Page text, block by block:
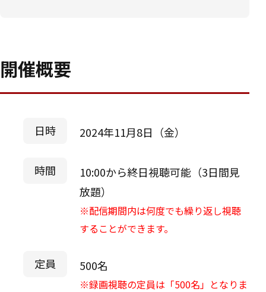
開催概要
日時 2024年11月8日（金）
時間
10:00から終日視聴可能（3日間見
放題）
※配信期間内は何度でも繰り返し視聴
することができます。
定員 500名
※録画視聴の定員は「500名」となりま